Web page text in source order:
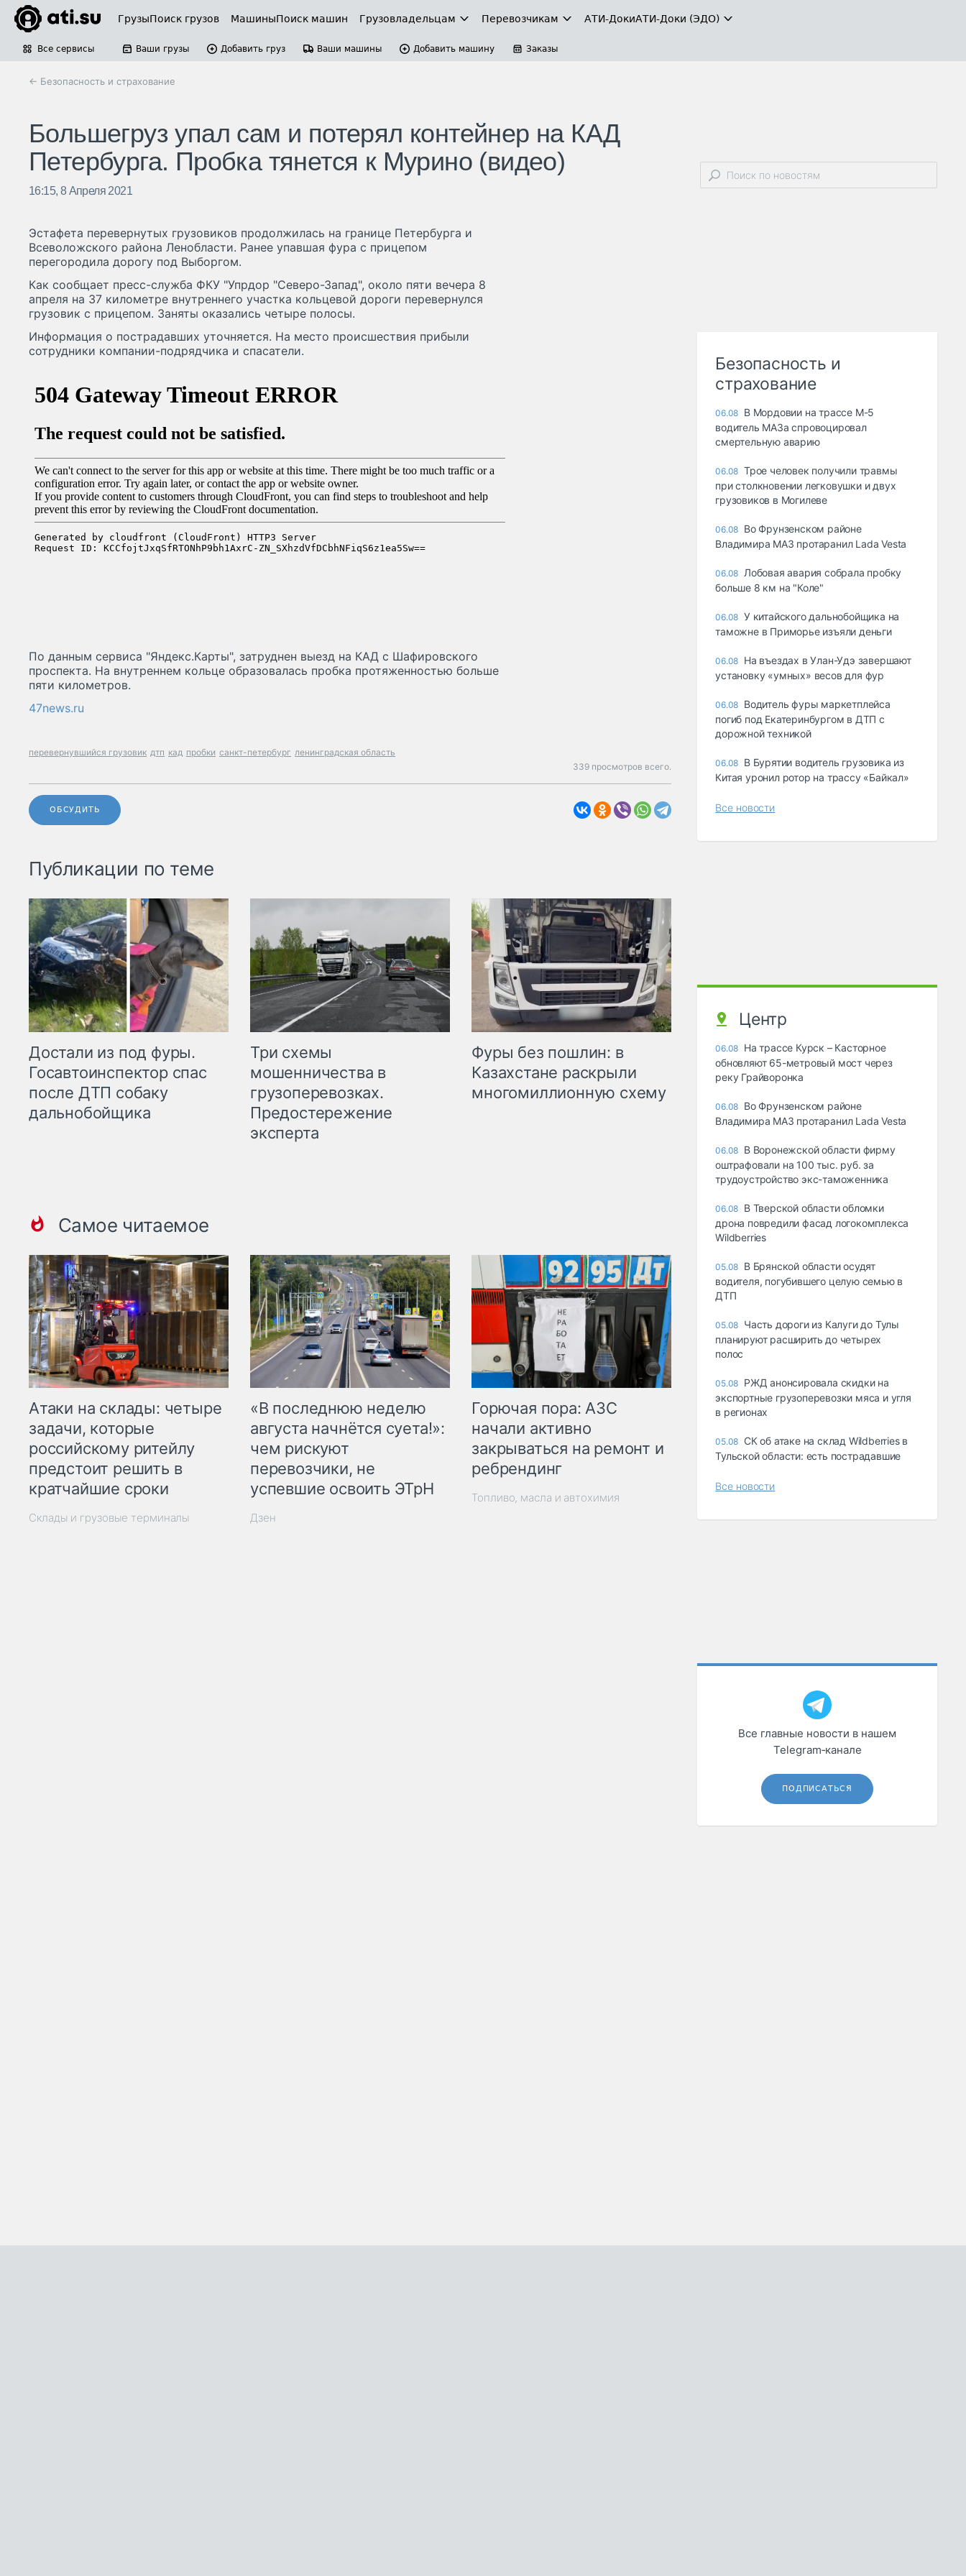
ГрузыПоиск грузов МашиныПоиск машин Грузовладельцам Перевозчикам АТИ-ДокиАТИ-Доки (ЭДО)
Все сервисы Ваши грузы Добавить груз Ваши машины Добавить машину Заказы
← Безопасность и страхование
Большегруз упал сам и потерял контейнер на КАД
Петербурга. Пробка тянется к Мурино (видео)
16:15, 8 Апреля 2021
Эстафета перевернутых грузовиков продолжилась на границе Петербурга и
Всеволожского района Ленобласти. Ранее упавшая фура с прицепом
перегородила дорогу под Выборгом.
Как сообщает пресс-служба ФКУ "Упрдор "Северо-Запад", около пяти вечера 8
апреля на 37 километре внутреннего участка кольцевой дороги перевернулся
грузовик с прицепом. Заняты оказались четыре полосы.
Информация о пострадавших уточняется. На место происшествия прибыли
сотрудники компании-подрядчика и спасатели.
По данным сервиса "Яндекс.Карты", затруднен выезд на КАД с Шафировского
проспекта. На внутреннем кольце образовалась пробка протяженностью больше
пяти километров.
47news.ru
перевернувшийся грузовик дтп кад пробки санкт-петербург ленинградская область
339 просмотров всего.
ОБСУДИТЬ
Публикации по теме
Достали из под фуры.
Госавтоинспектор спас
после ДТП собаку
дальнобойщика
Три схемы
мошенничества в
грузоперевозках.
Предостережение
эксперта
Фуры без пошлин: в
Казахстане раскрыли
многомиллионную схему
Самое читаемое
Атаки на склады: четыре
задачи, которые
российскому ритейлу
предстоит решить в
кратчайшие сроки
Склады и грузовые терминалы
«В последнюю неделю
августа начнётся суета!»:
чем рискуют
перевозчики, не
успевшие освоить ЭТрН
Дзен
Горючая пора: АЗС
начали активно
закрываться на ремонт и
ребрендинг
Топливо, масла и автохимия
Безопасность и
страхование
06.08 В Мордовии на трассе М-5
водитель МАЗа спровоцировал
смертельную аварию
06.08 Трое человек получили травмы
при столкновении легковушки и двух
грузовиков в Могилеве
06.08 Во Фрунзенском районе
Владимира МАЗ протаранил Lada Vesta
06.08 Лобовая авария собрала пробку
больше 8 км на "Коле"
06.08 У китайского дальнобойщика на
таможне в Приморье изъяли деньги
06.08 Ha въeздax в Улaн-Удэ зaвepшaют
ycтaнoвкy «yмныx» вecoв для фyp
06.08 Водитель фуры маркетплейса
погиб под Екатеринбургом в ДТП с
дорожной техникой
06.08 В Бурятии водитель грузовика из
Китая уронил ротор на трассу «Байкал»
Все новости
Центр
06.08 На трассе Курск – Касторное
обновляют 65-метровый мост через
реку Грайворонка
06.08 Во Фрунзенском районе
Владимира МАЗ протаранил Lada Vesta
06.08 В Воронежской области фирму
оштрафовали на 100 тыс. руб. за
трудоустройство экс-таможенника
06.08 В Тверской области обломки
дрона повредили фасад логокомплекса
Wildberries
05.08 В Брянской области осудят
водителя, погубившего целую семью в
ДТП
05.08 Часть дороги из Калуги до Тулы
планируют расширить до четырех
полос
05.08 РЖД анонсировала скидки на
экспортные грузоперевозки мяса и угля
в регионах
05.08 СК об атаке на склад Wildberries в
Тульской области: есть пострадавшие
Все новости
Все главные новости в нашем
Telegram‑канале
ПОДПИСАТЬСЯ